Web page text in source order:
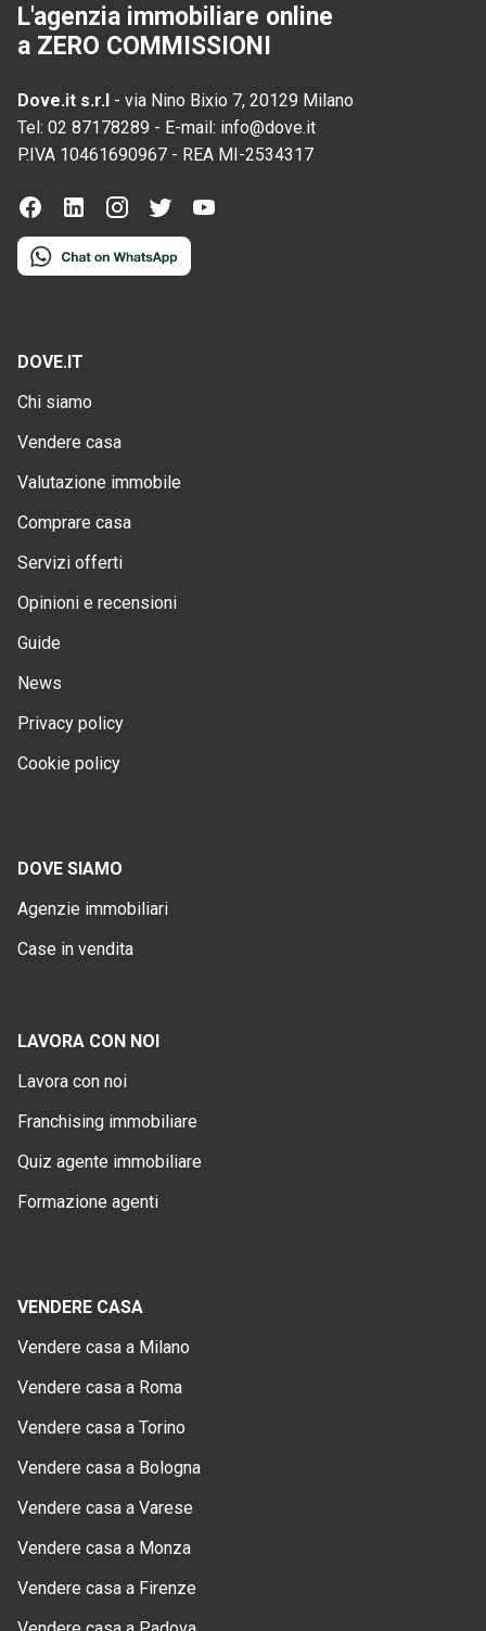
L'agenzia immobiliare online
a ZERO COMMISSIONI
Dove.it s.r.l - via Nino Bixio 7, 20129 Milano
Tel: 02 87178289 - E-mail: info@dove.it
P.IVA 10461690967 - REA MI-2534317
DOVE.IT
Chi siamo
Vendere casa
Valutazione immobile
Comprare casa
Servizi offerti
Opinioni e recensioni
Guide
News
Privacy policy
Cookie policy
DOVE SIAMO
Agenzie immobiliari
Case in vendita
LAVORA CON NOI
Lavora con noi
Franchising immobiliare
Quiz agente immobiliare
Formazione agenti
VENDERE CASA
Vendere casa a Milano
Vendere casa a Roma
Vendere casa a Torino
Vendere casa a Bologna
Vendere casa a Varese
Vendere casa a Monza
Vendere casa a Firenze